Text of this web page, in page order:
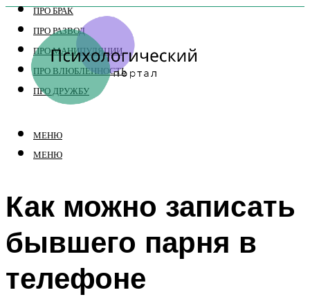
ПРО БРАК
ПРО РАЗВОД
ПРО МАНИПУЛЯЦИИ
ПРО ВЛЮБЛЕННОСТЬ
ПРО ДРУЖБУ
МЕНЮ
МЕНЮ
Как можно записать
бывшего парня в
телефоне